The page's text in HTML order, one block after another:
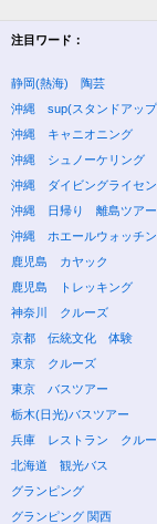
注目ワード：
静岡(熱海) 陶芸
沖縄 sup(スタンドアップ
沖縄 キャニオニング
沖縄 シュノーケリング
沖縄 ダイビングライセ
沖縄 日帰り 離島ツアー
沖縄 ホエールウォッチ
鹿児島 カヤック
鹿児島 トレッキング
神奈川 クルーズ
京都 伝統文化 体験
東京 クルーズ
東京 バスツアー
栃木(日光)バスツアー
兵庫 レストラン クル
北海道 観光バス
グランピング
グランピング 関西